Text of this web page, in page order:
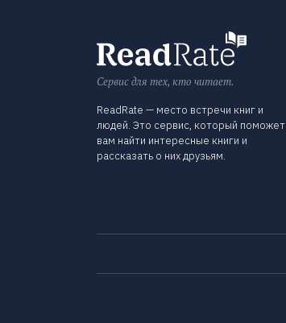
Сервис для тех, кто читает.
ReadRate — место встречи книг и
людей. Это сервис, который поможет
вам найти интересные книги и
рассказать о них друзьям.